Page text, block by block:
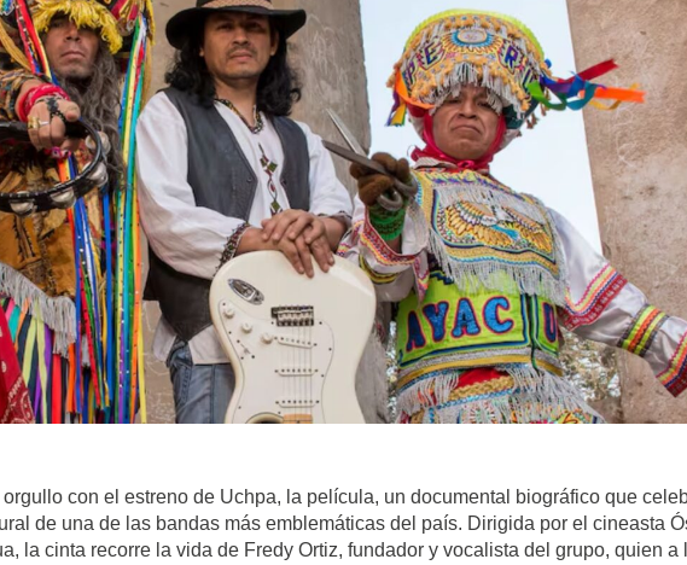
con el estreno de Uchpa, la película, un documental biográfico que
de una de las bandas más emblemáticas del país. Dirigida por el cineasta
la cinta recorre la vida de Fredy Ortiz, fundador y vocalista del grupo, quien a